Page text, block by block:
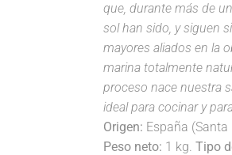
que, durante más de
sol han sido, y siguen
mayores aliados en la
marina totalmente
proceso nace nuestra
ideal para cocinar y
Origen: España
Peso neto: 1 kg.Tipo